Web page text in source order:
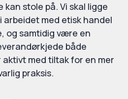
stole på. Vi skal ligge
arbeidet med etisk handel
og samtidig være en
både
med tiltak for en mer
praksis.